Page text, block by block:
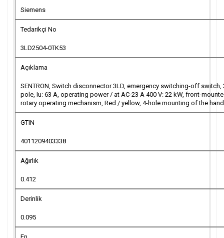
Siemens
Tedarikçi No
3LD2504-0TK53
Açıklama
SENTRON, Switch disconnector 3LD, emergency switching-off switch,
pole, Iu: 63 A, operating power / at AC-23 A 400 V: 22 kW, front-
rotary operating mechanism, Red / yellow, 4-hole mounting of the
GTIN
4011209403338
Ağırlık
0.412
Derinlik
0.095
En